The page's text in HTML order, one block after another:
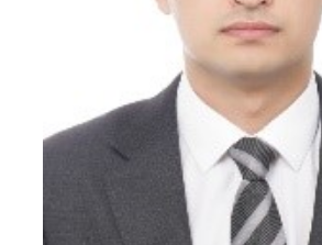
6. Онлайн-заявки (15) 7. Колл-центр (4)
8. Квота (бакалавриат) (1)
✉️ Написать администратору